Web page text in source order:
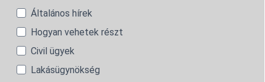
Általános hírek
Hogyan vehetek részt
Civil ügyek
Lakásügynökség